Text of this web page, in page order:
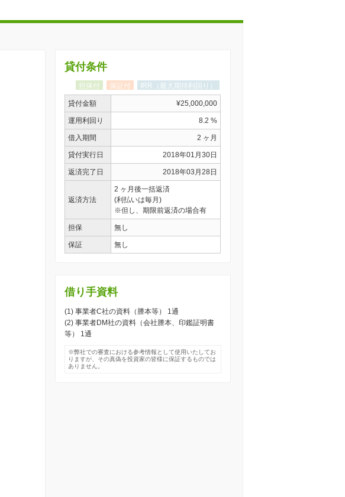
貸付条件
担保付 保証付 IRR（最大期待利回り）
貸付金額 ¥25,000,000
運用利回り 8.2 %
借入期間 2 ヶ月
貸付実行日 2018年01月30日
返済完了日 2018年03月28日
返済方法
2 ヶ月後一括返済
(利払いは毎月)
※但し、期限前返済の場合有
担保 無し
保証 無し
借り手資料
(1) 事業者C社の資料（謄本等） 1通
(2) 事業者DM社の資料（会社謄本、印鑑証明書
等） 1通
※弊社での審査における参考情報として使用いたしてお
りますが、その真偽を投資家の皆様に保証するものでは
ありません。